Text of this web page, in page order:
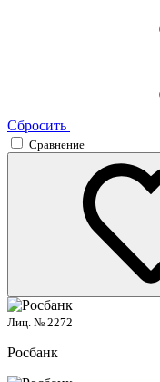
Сбросить
Сравнение
Лиц. № 2272
Росбанк